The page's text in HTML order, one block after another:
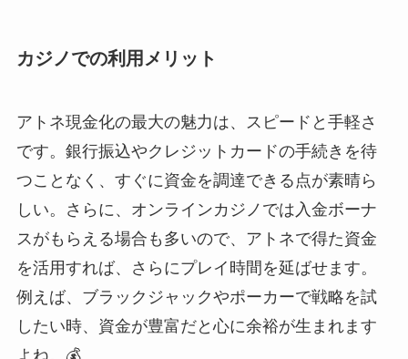
カジノでの利用メリット
アトネ現金化の最大の魅力は、スピードと手軽さ
です。銀行振込やクレジットカードの手続きを待
つことなく、すぐに資金を調達できる点が素晴ら
しい。さらに、オンラインカジノでは入金ボーナ
スがもらえる場合も多いので、アトネで得た資金
を活用すれば、さらにプレイ時間を延ばせます。
例えば、ブラックジャックやポーカーで戦略を試
したい時、資金が豊富だと心に余裕が生まれます
よね。💰